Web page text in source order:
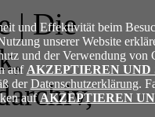
und Effektivität beim
unserer Website
und der Verwendung von
auf AKZEPTIEREN UND
derDatenschutzerklärung.
aufAKZEPTIEREN